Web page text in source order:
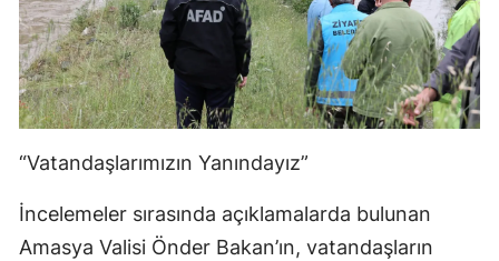
“Vatandaşlarımızın Yanındayız”
İncelemeler sırasında açıklamalarda bulunan
Amasya Valisi Önder Bakan’ın, vatandaşların